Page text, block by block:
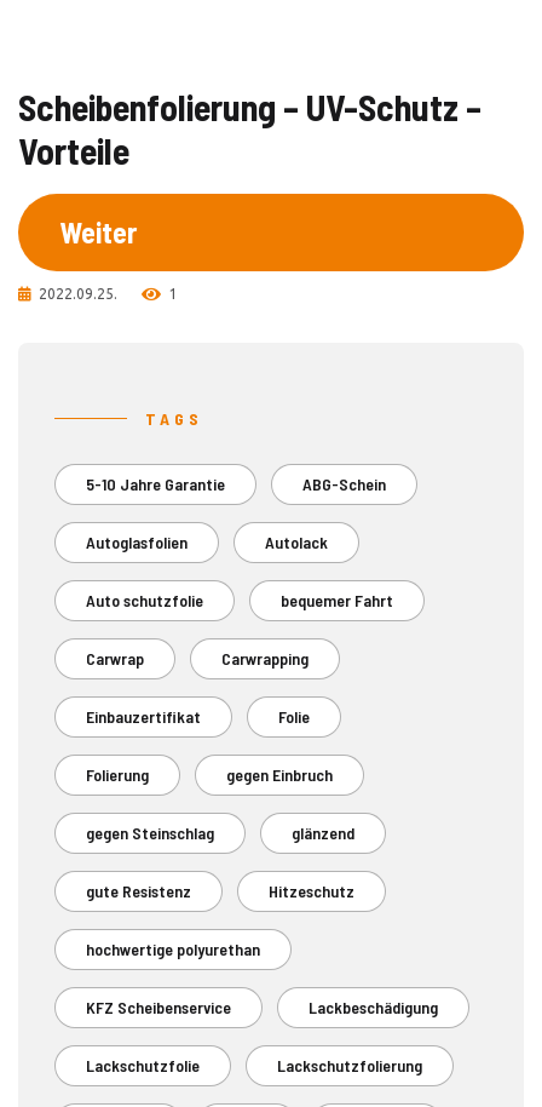
Scheibenfolierung – UV-Schutz –
Vorteile
Weiter
2022.09.25. 1
TAGS
5-10 Jahre Garantie ABG-Schein
Autoglasfolien Autolack
Auto schutzfolie bequemer Fahrt
Carwrap Carwrapping
Einbauzertifikat Folie
Folierung gegen Einbruch
gegen Steinschlag glänzend
gute Resistenz Hitzeschutz
hochwertige polyurethan
KFZ Scheibenservice Lackbeschädigung
Lackschutzfolie Lackschutzfolierung